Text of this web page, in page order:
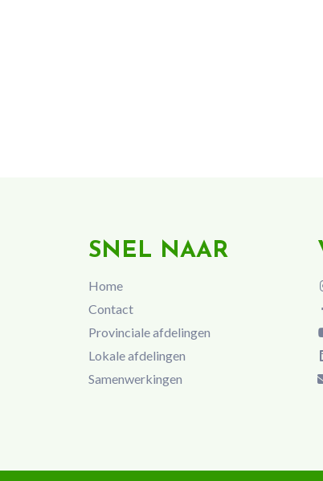
SNEL NAAR
Home
Contact
Provinciale afdelingen
Lokale afdelingen
Samenwerkingen